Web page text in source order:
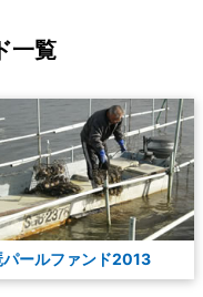
一覧
パールファンド2013